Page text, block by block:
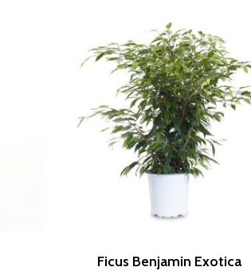
Ficus Benjamin Exotica